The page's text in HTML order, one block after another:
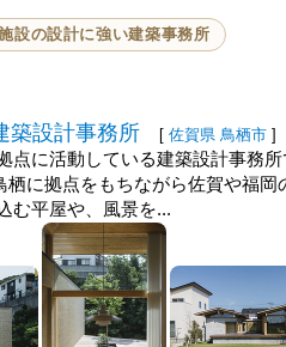
設の設計に強い建築事務所
築設計事務所 [ 佐賀県 鳥栖市 ]
点に活動している建築設計事務
栖に拠点をもちながら佐賀や福
む平屋や、風景を...